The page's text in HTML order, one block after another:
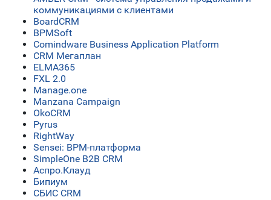
коммуникациями с клиентами
BoardCRM
BPMSoft
Comindware Business Application Platform
CRM Мегаплан
ELMA365
FXL 2.0
Manage.one
Manzana Campaign
OkoCRM
Pyrus
RightWay
Sensei: BPM-платформа
SimpleOne B2B CRM
Аспро.Клауд
Бипиум
СБИС CRM